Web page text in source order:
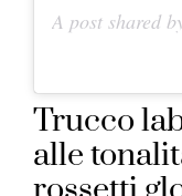
A post shared
Trucco
alle